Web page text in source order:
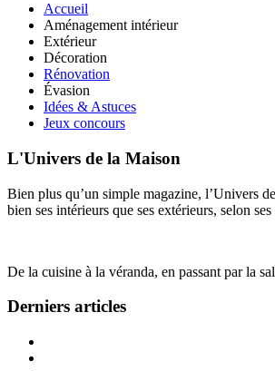
Accueil
Aménagement intérieur
Extérieur
Décoration
Rénovation
Évasion
Idées & Astuces
Jeux concours
L'Univers de la Maison
Bien plus qu’un simple magazine, l’Univers
bien ses intérieurs que ses extérieurs, selon ses
De la cuisine à la véranda, en passant par la
Derniers articles